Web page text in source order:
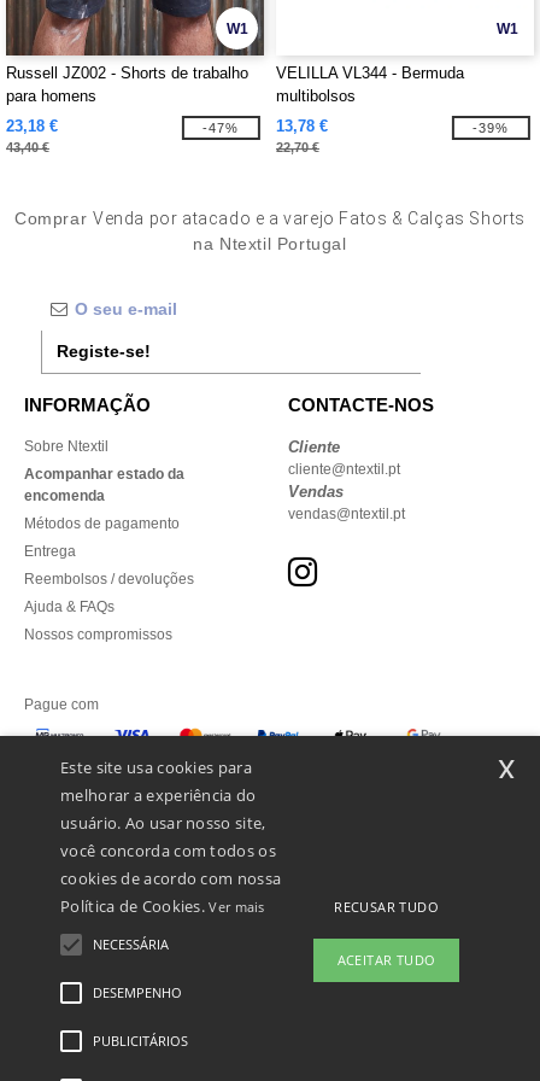
W1
Russell JZ002 - Shorts de trabalho
para homens
23,18 €
43,40 €
-47%
W1
VELILLA VL344 - Bermuda
multibolsos
13,78 €
22,70 €
-39%
Comprar Venda por atacado e a varejo Fatos & Calças Shorts
na Ntextil Portugal
Registe-se!
INFORMAÇÃO
Sobre Ntextil
Acompanhar estado da
encomenda
Métodos de pagamento
Entrega
Reembolsos / devoluções
Ajuda & FAQs
Nossos compromissos
CONTACTE-NOS
Cliente
cliente@ntextil.pt
Vendas
vendas@ntextil.pt
Pague com
Enviamos com
Menções Legais-Política de Privacidade
Este site usa cookies para
melhorar a experiência do
usuário. Ao usar nosso site,
você concorda com todos os
cookies de acordo com nossa
Política de Cookies.Ver mais
NECESSÁRIA
DESEMPENHO
PUBLICITÁRIOS
RECUSAR TUDO
ACEITAR TUDO
x